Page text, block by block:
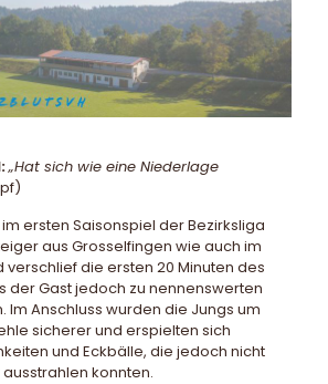
„Hat sich wie eine Niederlage
ersten Saisonspiel der Bezirksliga
aus Grosselfingen wie auch im
verschlief die ersten 20 Minuten des
der Gast jedoch zu nennenswerten
Im Anschluss wurden die Jungs um
sicherer und erspielten sich
und Eckbälle, die jedoch nicht
konnten.